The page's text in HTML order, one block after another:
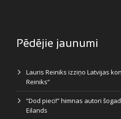
Pēdējie jaunumi
Lauris Reiniks izziņo Latvijas
Reiniks”
“Dod pieci!” himnas autori
Eilands